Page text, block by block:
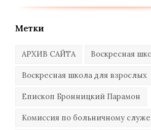
Метки
АРХИВ САЙТА Воскресная
Воскресная школа для взрослых
Епископ Бронницкий Парамон
Комиссия по больничному